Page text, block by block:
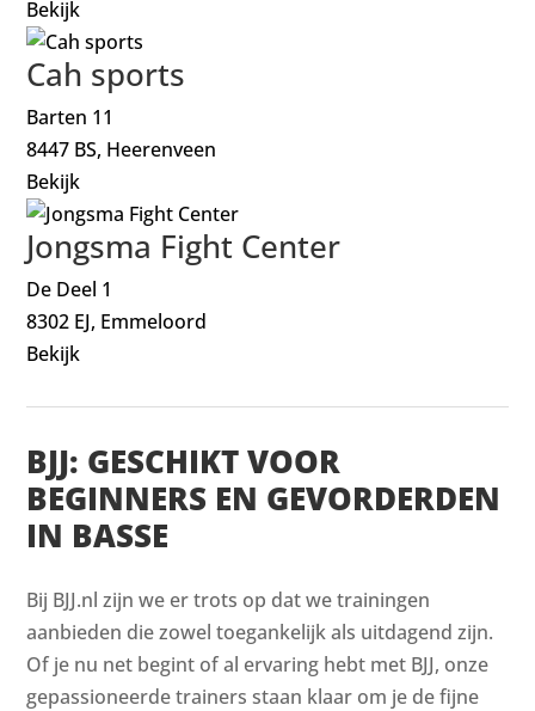
Bekijk
Cah sports
Barten 11
8447 BS, Heerenveen
Bekijk
Jongsma Fight Center
De Deel 1
8302 EJ, Emmeloord
Bekijk
BJJ: GESCHIKT VOOR
BEGINNERS EN GEVORDERDEN
IN BASSE
Bij BJJ.nl zijn we er trots op dat we trainingen
aanbieden die zowel toegankelijk als uitdagend zijn.
Of je nu net begint of al ervaring hebt met BJJ, onze
gepassioneerde trainers staan klaar om je de fijne